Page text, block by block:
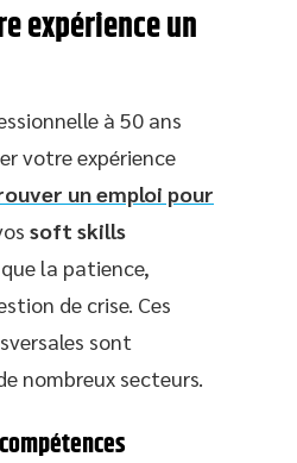
expérience un
à 50 ans
votre expérience
un emploi pour
soft skills
la patience,
de crise. Ces
sont
nombreux secteurs.